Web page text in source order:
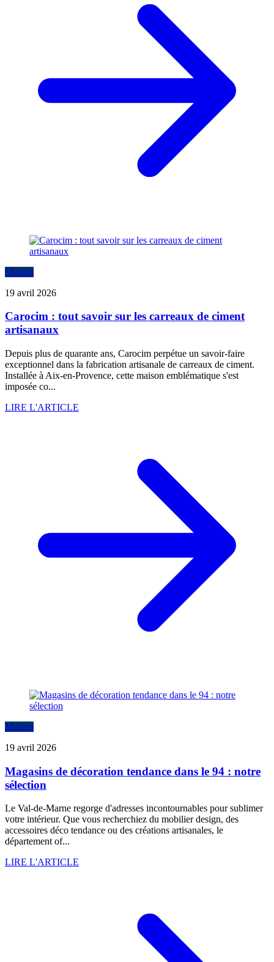
Maison
19 avril 2026
Carocim : tout savoir sur les carreaux de ciment
artisanaux
Depuis plus de quarante ans, Carocim perpétue un savoir-faire
exceptionnel dans la fabrication artisanale de carreaux de ciment.
Installée à Aix-en-Provence, cette maison emblématique s'est
imposée co...
LIRE L'ARTICLE
Maison
19 avril 2026
Magasins de décoration tendance dans le 94 : notre
sélection
Le Val-de-Marne regorge d'adresses incontournables pour sublimer
votre intérieur. Que vous recherchiez du mobilier design, des
accessoires déco tendance ou des créations artisanales, le
département of...
LIRE L'ARTICLE